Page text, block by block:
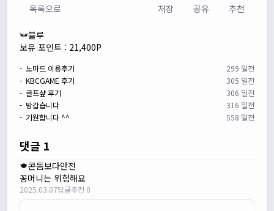
목록으로
저장 공유 추천
블루
보유 포인트 : 21,400P
- 노마드 이용후기
299 일전
- KBCGAME 후기
305 일전
- 골프샾 후기
306 일전
- 방갑습니다
316 일전
- 기원합니다 ^^
558 일전
댓글 1
콘돔보다안전
꽁머니는 위험해요
2025.03.07답글추천 0